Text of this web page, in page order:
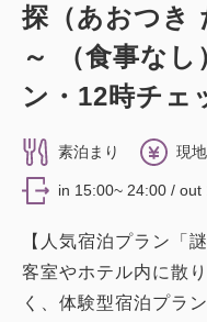
探（あおつき
～ （食事な
ン・12時チェ
素泊まり 現
in 15:00~ 24:00 / out
【人気宿泊プラン「
客室やホテル内に散
く、体験型宿泊プラ